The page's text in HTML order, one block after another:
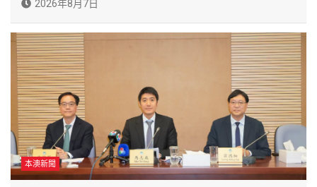
2026年8月7日
本澳新聞